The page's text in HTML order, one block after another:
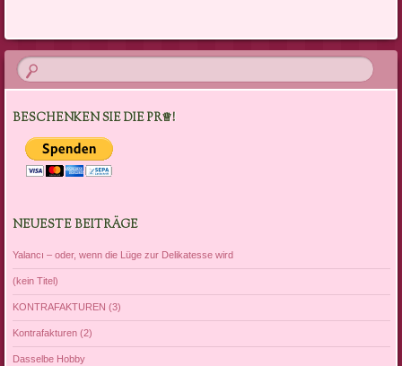
BESCHENKEN SIE DIE PR♕!
NEUESTE BEITRÄGE
Yalancı – oder, wenn die Lüge zur Delikatesse wird
(kein Titel)
KONTRAFAKTUREN (3)
Kontrafakturen (2)
Dasselbe Hobby